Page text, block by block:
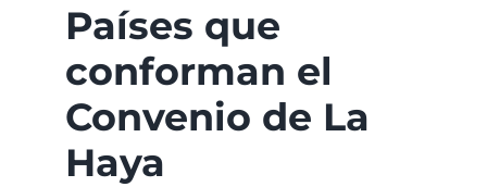
Países que
conforman el
Convenio de La
Haya